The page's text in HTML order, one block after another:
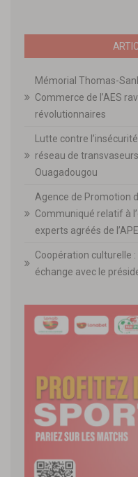
Mémorial Thomas-
Commerce de l’AES
révolutionnaires
Lutte contre
réseau de
Ouagadougou
Agence de Promotion
Communiqué relatif à
experts agréés de
Coopération culturelle :
échange avec le